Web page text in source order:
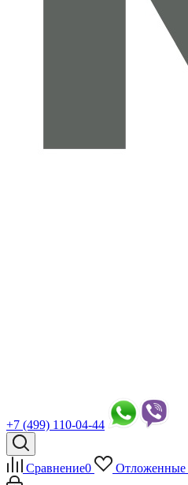
+7 (499) 110-04-44
Сравнение0 Отложенные